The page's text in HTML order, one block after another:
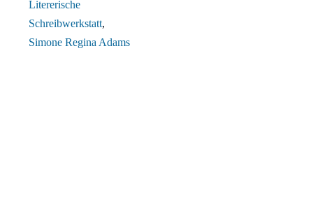
Litererische
Schreibwerkstatt,
Simone Regina Adams